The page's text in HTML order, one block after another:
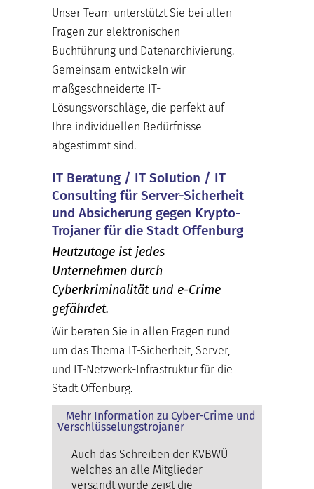
Unser Team unterstützt Sie bei allen
Fragen zur elektronischen
Buchführung und Datenarchivierung.
Gemeinsam entwickeln wir
maßgeschneiderte IT-
Lösungsvorschläge, die perfekt auf
Ihre individuellen Bedürfnisse
abgestimmt sind.
IT Beratung / IT Solution / IT
Consulting für Server-Sicherheit
und Absicherung gegen Krypto-
Trojaner für die Stadt Offenburg
Heutzutage ist jedes
Unternehmen durch
Cyberkriminalität und e-Crime
gefährdet.
Wir beraten Sie in allen Fragen rund
um das Thema IT-Sicherheit, Server,
und IT-Netzwerk-Infrastruktur für die
Stadt Offenburg.
Mehr Information zu Cyber-Crime und
Verschlüsselungstrojaner
Auch das Schreiben der KVBWÜ
welches an alle Mitglieder
versandt wurde zeigt die